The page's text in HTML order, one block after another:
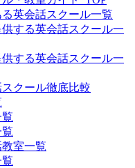
英会話スクール一覧
する英会話スクール一
する英会話スクール一
クール徹底比較
室一覧